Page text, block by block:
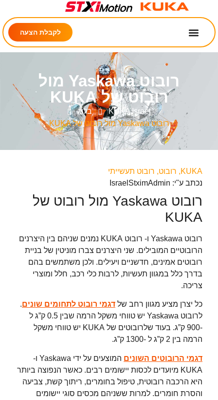
לקבלת הצעה
רובוט Yaskawa מול
רובוט של KUKA
KUKA Israel
בלוג
רובוט Yaskawa מול רובוט של KUKA
KUKA
,רובוט,רובוט תעשייתי
נכתב ע"י: IsraelStximAdmin
רובוט Yaskawa מול רובוט של
KUKA
רובוט Yaskawa ו- רובוט KUKA נמנים שניהם בין היצרנים
הרובוטיים המובילים. שני היצרנים צברו מוניטין של בניית
רובוטים אמינים, חדשניים ויעילים. ולכן משתמשים בהם
בדרך כלל במגוון תעשיות, לרבות כלי רכב, חלל ומוצרי
צריכה.
כל יצרן מציע מגוון רחב של דגמי רובוט לתחומים שונים.
לרובוט Yaskawa יש טווחי משקל הרמה שבין 0.5 ק”ג ל
-900 ק”ג. בעוד שלרובוטים של KUKA יש טווחי משקל
הרמה בין 2 ק”ג ל -1300 ק”ג.
דגמי הרובוטים השונים
המוצעים על ידי Yaskawa ו-
KUKA מיועדים לכסות יישומים רבים. כאשר הנפוצה ביותר
היא הרכבה רובוטית, טיפול בחומרים, ריתוך קשת, צביעה
והסרת חומרים. למרות ששניהם מכסים סוגי יישומים